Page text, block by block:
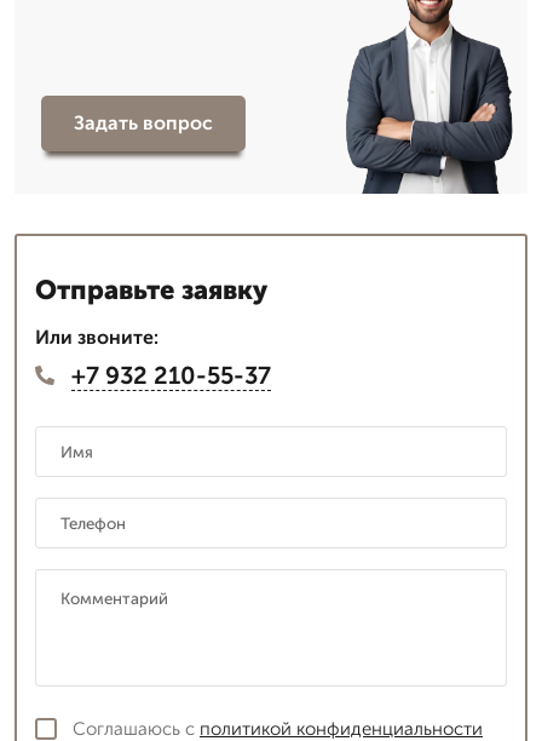
Задать вопрос
Отправьте заявку
Или звоните:
+7 932 210-55-37
Соглашаюсь с политикой конфиденциальности